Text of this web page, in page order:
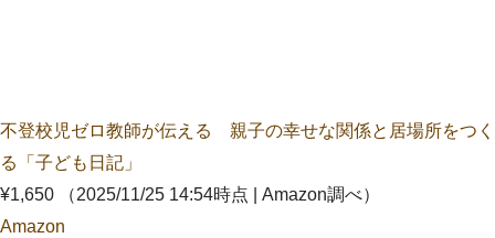
不登校児ゼロ教師が伝える 親子の幸せな関係と居場所をつく
る「子ども日記」
¥1,650
（2025/11/25 14:54時点 | Amazon調べ）
Amazon